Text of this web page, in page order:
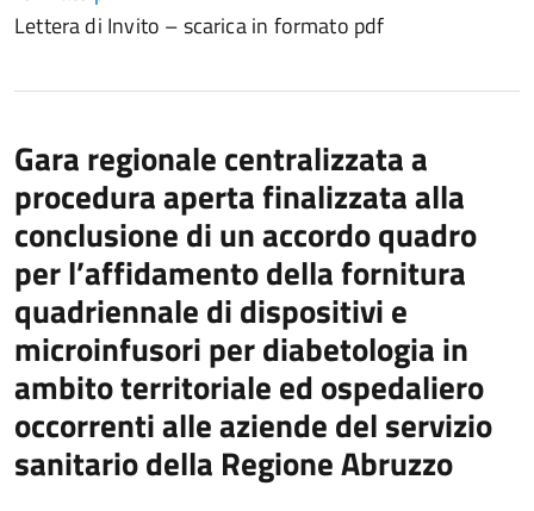
Lettera di Invito – scarica in formato pdf
Gara regionale centralizzata a
procedura aperta finalizzata alla
conclusione di un accordo quadro
per l’affidamento della fornitura
quadriennale di dispositivi e
microinfusori per diabetologia in
ambito territoriale ed ospedaliero
occorrenti alle aziende del servizio
sanitario della Regione Abruzzo